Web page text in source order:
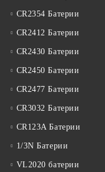
CR2354 Батерии
CR2412 Батерии
CR2430 Батерии
CR2450 Батерии
CR2477 Батерии
CR3032 Батерии
CR123A Батерии
1/3N Батерии
VL2020 батерии